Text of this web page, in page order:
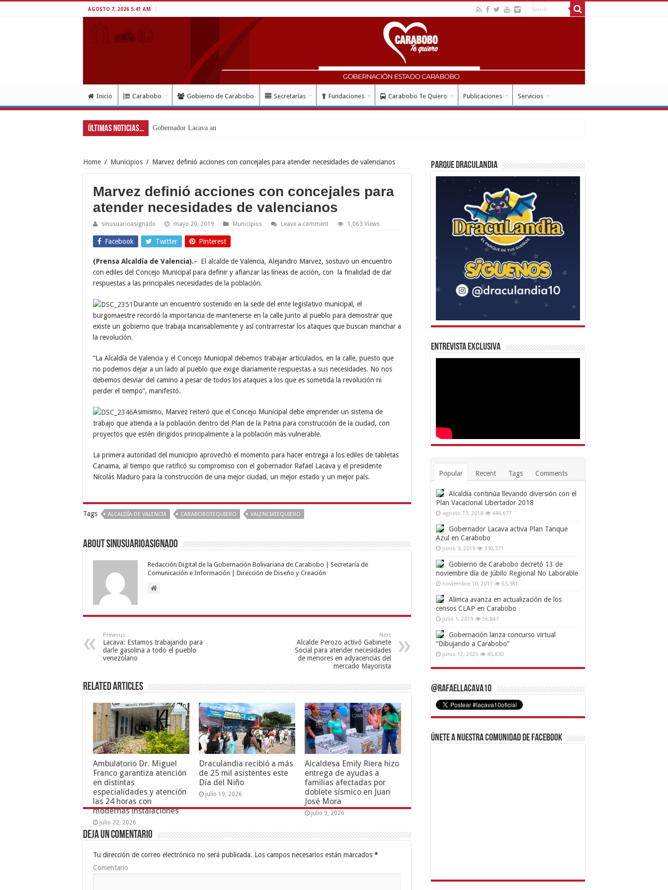
AGOSTO 7, 2026 5:41 AM
Inicio Carabobo Gobierno de Carabobo Secretarías Fundaciones Carabobo Te Quiero Publicaciones Servicios
Últimas Noticias... Gobernador Lacava anunció colocación de
Home / Municipios / Marvez definió acciones con concejales para atender necesidades de valencianos
Marvez definió acciones con concejales para
atender necesidades de valencianos
sinusuarioasignado mayo 20, 2019 Municipios Leave a comment 1,063 Views
Facebook Twitter Pinterest
(Prensa Alcaldía de Valencia).- El alcalde de Valencia, Alejandro Marvez, sostuvo un encuentro
con ediles del Concejo Municipal para definir y afianzar las líneas de acción, con la finalidad de dar
respuestas a las principales necesidades de la población.
Durante un encuentro sostenido en la sede del ente legislativo municipal, el
burgomaestre recordó la importancia de mantenerse en la calle junto al pueblo para demostrar que
existe un gobierno que trabaja incansablemente y así contrarrestar los ataques que buscan manchar a
la revolución.
“La Alcaldía de Valencia y el Concejo Municipal debemos trabajar articulados, en la calle, puesto que
no podemos dejar a un lado al pueblo que exige diariamente respuestas a sus necesidades. No nos
debemos desviar del camino a pesar de todos los ataques a los que es sometida la revolución ni
perder el tiempo”, manifestó.
Asimismo, Marvez reiteró que el Concejo Municipal debe emprender un sistema de
trabajo que atienda a la población dentro del Plan de la Patria para construcción de la ciudad, con
proyectos que estén dirigidos principalmente a la población más vulnerable.
La primera autoridad del municipio aprovechó el momento para hacer entrega a los ediles de tabletas
Canaima, al tiempo que ratificó su compromiso con el gobernador Rafael Lacava y el presidente
Nicolás Maduro para la construcción de una mejor ciudad, un mejor estado y un mejor país.
Tags ALCALDÍA DE VALENCIA CARABOBOTEQUIERO VALENCIATEQUIERO
About sinusuarioasignado
Redacción Digital de la Gobernación Bolivariana de Carabobo | Secretaría de
Comunicación e Información | Dirección de Diseño y Creación
Previous
Lacava: Estamos trabajando para
darle gasolina a todo el pueblo
venezolano
Next
Alcalde Perozo activó Gabinete
Social para atender necesidades
de menores en adyacencias del
mercado Mayorista
Related Articles
Ambulatorio Dr. Miguel
Franco garantiza atención
en distintas
especialidades y atención
las 24 horas con
modernas instalaciones
julio 22, 2026
Draculandia recibió a más
de 25 mil asistentes este
Día del Niño
julio 19, 2026
Alcaldesa Emily Riera hizo
entrega de ayudas a
familias afectadas por
doblete sísmico en Juan
José Mora
julio 9, 2026
Deja un comentario
Tu dirección de correo electrónico no será publicada. Los campos necesarios están marcados *
Comentario
Parque Draculandia
Entrevista Exclusiva
Popular Recent Tags Comments
Alcaldía continúa llevando diversión con el
Plan Vacacional Libertador 2018
agosto 13, 2018 444,677
Gobernador Lacava activa Plan Tanque
Azul en Carabobo
junio 3, 2019 330,371
Gobierno de Carabobo decretó 13 de
noviembre día de Júbilo Regional No Laborable
noviembre 10, 2017 63,381
Alimca avanza en actualización de los
censos CLAP en Carabobo
julio 1, 2019 56,847
Gobernación lanza concurso virtual
“Dibujando a Carabobo”
junio 12, 2020 45,830
@RafaelLacava10
Únete a nuestra comunidad de Facebook